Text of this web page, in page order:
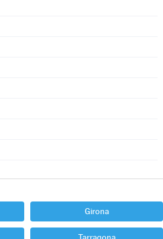
Girona